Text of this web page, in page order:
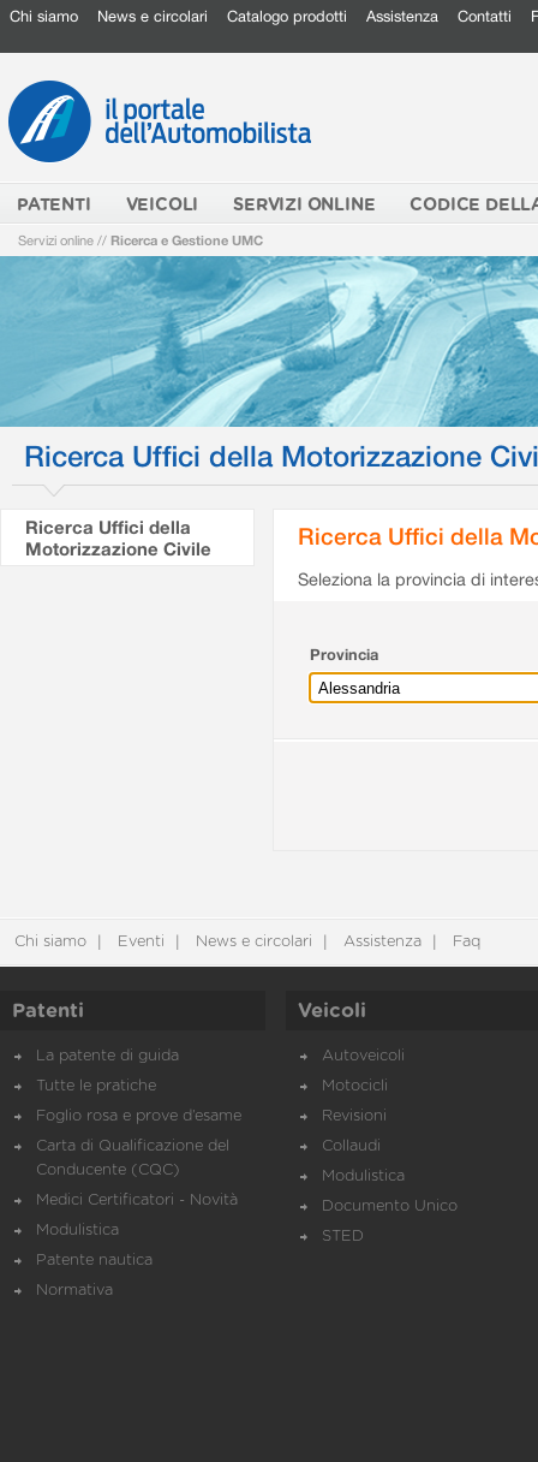
Chi siamo News e circolari Catalogo prodotti Assistenza Contatti
PATENTI VEICOLI SERVIZI ONLINE CODICE
Servizi online // Ricerca e Gestione UMC
Ricerca Uffici della Motorizzazione
Ricerca Uffici della
Motorizzazione Civile
Ricerca Uffici della
Seleziona la provincia di
Provincia
Chi siamo Eventi News e circolari Assistenza Faq
Patenti
La patente di guida
Tutte le pratiche
Foglio rosa e prove d’esame
Carta di Qualificazione del
Conducente (CQC)
Medici Certificatori - Novità
Modulistica
Patente nautica
Normativa
Veicoli
Autoveicoli
Motocicli
Revisioni
Collaudi
Modulistica
Documento Unico
STED